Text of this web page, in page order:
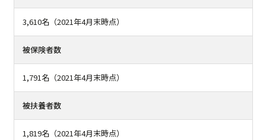
3,610名（2021年4月末時点）
被保険者数
1,791名（2021年4月末時点）
被扶養者数
1,819名（2021年4月末時点）